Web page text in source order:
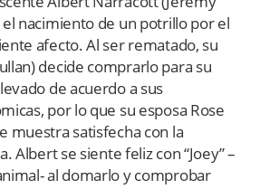
nacimiento de un potrillo por el
afecto. Al ser rematado, su
decide comprarlo para su
de acuerdo a sus
por lo que su esposa Rose
muestra satisfecha con la
Albert se siente feliz con “Joey” –
al domarlo y comprobar